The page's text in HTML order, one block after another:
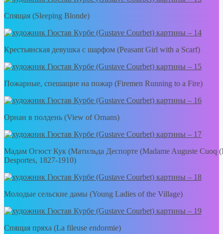
Спящая (Sleeping Blonde)
Крестьянская девушка с шарфом (Peasant Girl with a Scarf)
Пожарные, спешащие на пожар (Firemen Running to a Fire)
Орнан в полдень (View of Ornans)
Мадам Огюст Кук (Матильда Деспорте (Madame Auguste Cuoq
Desportes, 1827-1910)
Молодые сельские дамы (Young Ladies of the Village)
Спящая пряха (La fileuse endormie)